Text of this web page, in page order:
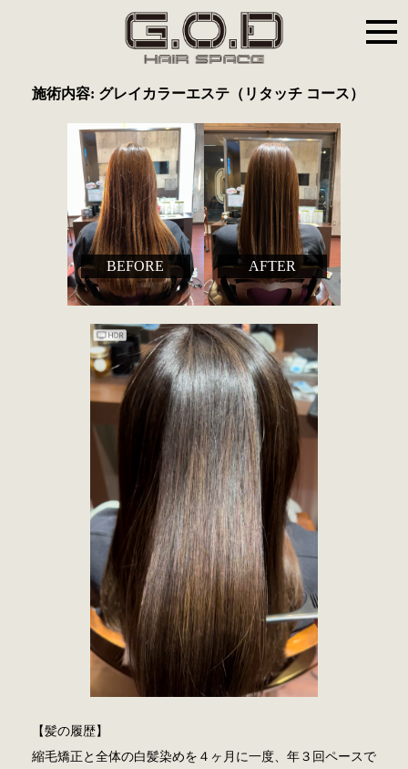
施術内容: グレイカラーエステ（リタッチ コース）
BEFORE AFTER
【髪の履歴】
縮毛矯正と全体の白髪染めを４ヶ月に一度、年３回ペースで